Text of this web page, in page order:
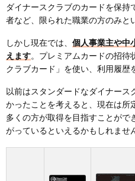
ダイナースクラブのカードを保
者など、限られた職業の方のみと
しかし現在では、 個人事業主や中
えます。プレミアムカードの招待
クラブカード」を使い、利用履歴
以前はスタンダードなダイナース
かったことを考えると、現在は所
多くの方が取得を目指すことがで
がっているといえるかもしれませ